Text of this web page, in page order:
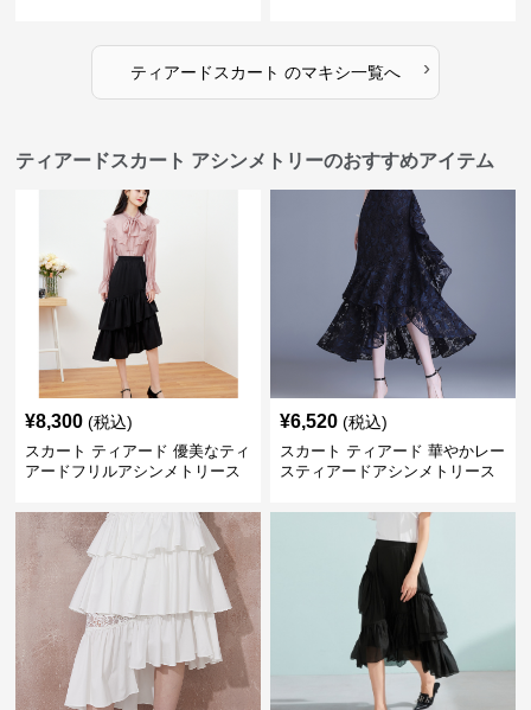
ティアードスカート のマキシ一覧へ ›
ティアードスカート アシンメトリーのおすすめアイテム
¥8,300 (税込)
スカート ティアード 優美なティ
アードフリルアシンメトリース
¥6,520 (税込)
スカート ティアード 華やかレー
スティアードアシンメトリース